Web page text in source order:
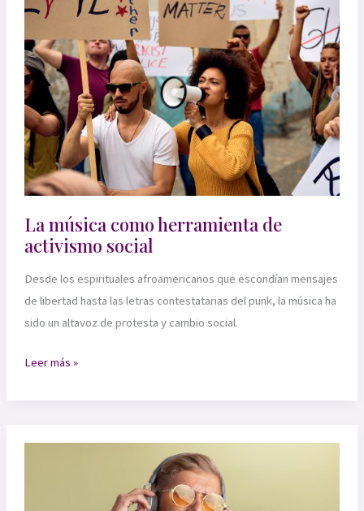
musical:
detrás
de
las
pistas
que
amamos
La música como herramienta de
activismo social
Desde los espirituales afroamericanos que escondían mensajes
de libertad hasta las letras contestatarias del punk, la música ha
sido un altavoz de protesta y cambio social.
La
Leer más »